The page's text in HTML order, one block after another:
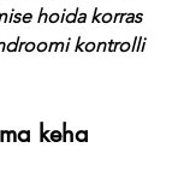
hoida korras
kontrolli
keha